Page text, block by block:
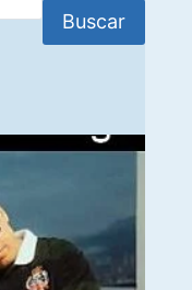
Buscar